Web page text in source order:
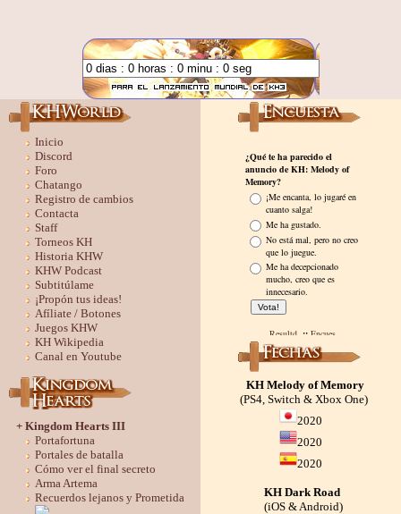
Inicio
Discord
Foro
Chatango
Registro de cambios
Contacta
Staff
Torneos KH
Historia KHW
KHW Podcast
Subtitúlame
¡Propón tus ideas!
Afíliate / Botones
Juegos KHW
KH Wikipedia
Canal en Youtube
+ Kingdom Hearts III
Portafortuna
Portales de batalla
Cómo ver el final secreto
Arma Artema
Recuerdos lejanos y Prometida
KH Melody of Memory
(PS4, Switch & Xbox One)
2020
2020
2020
KH Dark Road
(iOS & Android)